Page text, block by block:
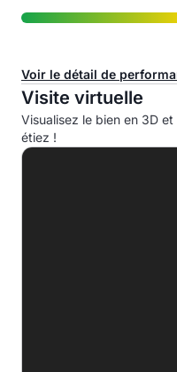
Voir le détail de
Consommation d'énergie
A
Visite virtuelle
Visualisez le bien en 3D
étiez !